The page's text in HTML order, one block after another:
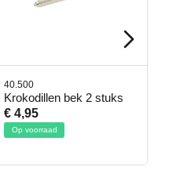
40.500
Krokodillen bek 2 stuks
€ 4,95
Op voorraad